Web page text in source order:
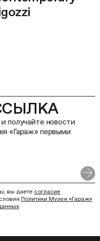
получайте новости
«Гараж» первыми
вы даете согласие
Политики Музея «Гараж»
.